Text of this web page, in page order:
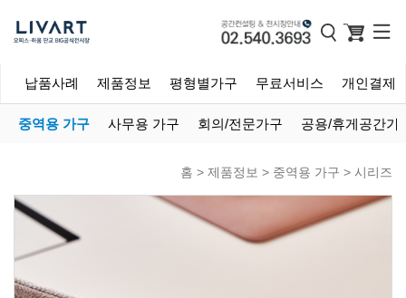
납품사례 제품정보 평형별가구 무료서비스 개인결제
중역용 가구 사무용 가구 회의/전문가구 공용/휴게공간가
홈 > 제품정보 > 중역용 가구 > 시리즈